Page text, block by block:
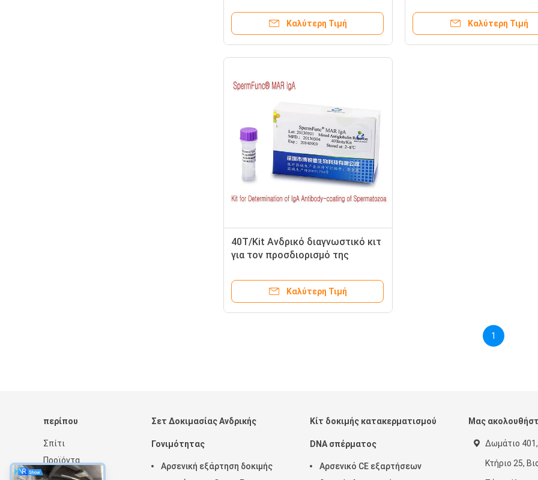
Καλύτερη Τιμή
στειρότητας
προσδιορισμούΚαλύτερη Τιμή
40T/Kit Ανδρικό διαγνωστικό κιτ
για τον προσδιορισμό της
των σπερματοζωαρίων
Καλύτερη Τιμή
1
περίπου
Σπίτι
Προϊόντα
Περίπου εμείς
Σετ Δοκιμασίας Ανδρικής
Γονιμότητας
Αρσενική εξάρτηση δοκιμής
Κίτ δοκιμής κατακερματισμού
DNA σπέρματος
Αρσενικό CE εξαρτήσεων
Μας
Δωμάτιο 401,
Κτήριο 25,